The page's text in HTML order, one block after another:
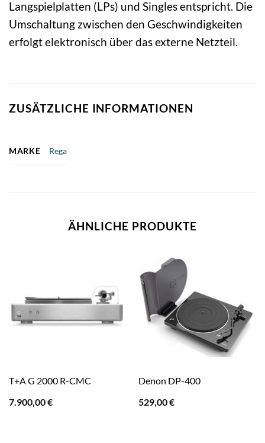
Langspielplatten (LPs) und Singles entspricht. Die
Umschaltung zwischen den Geschwindigkeiten
erfolgt elektronisch über das externe Netzteil.
ZUSÄTZLICHE INFORMATIONEN
MARKE Rega
ÄHNLICHE PRODUKTE
T+A G 2000 R-CMC
7.900,00€
Denon DP-400
529,00€